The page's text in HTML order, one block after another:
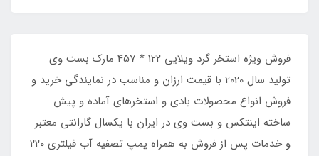
فروش ویژه استخر گرد ویلایی 122 * 457 مارک بست وی
تولید سال 2020 با قیمت ارزان و مناسب در نمایندگی خرید و
فروش انواع محصولات بادی و استخرهای آماده و پیش
ساخته اینتکس و بست وی در ایران با یکسال گارانتی معتبر
و خدمات پس از فروش به همراه پمپ تصفیه آب فیلتری 220